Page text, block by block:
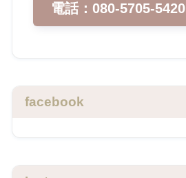
電話：080-5705-5420
facebook